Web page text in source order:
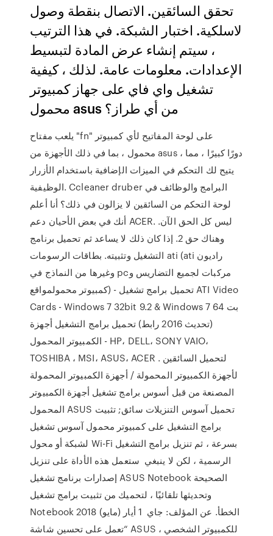
تحقق السائقين. الاتصال بنقطة وصول
لاسلكية. اختبار الشبكة. في هذا الترتيب
، سيتم إنشاء عرض المادة لتبسيط
الإعدادات. معلومات عامة. لذلك ، كيفية
تشغيل واي فاي على جهاز كمبيوتر
محمول asus من أي طراز؟
يلعب مفتاح "fn" على لوحة المفاتيح لأي كمبيوتر
محمول ، بما في ذلك الأجهزة من asus ، دورًا كبيرًا ، مما
يتيح لك التحكم في الميزات الإضافية باستخدام الأزرار
الوظيفية. Ccleaner druber البرامج والوظائف في
لوحة التحكم من السائقين لا يزالون في ذلك؟ أنا أعلم
أنك في بعض الأحيان دعم ACER. ليس كل الحق الآن.
وهناك حق 2. إذا كان ذلك لا يساعد ثم تحميل برنامج
التشغيل وتثبيته. بطاقات الرسومات ati (ati راديون
وغيرها من النماذج في pcمركبات لجميع التضاريس و
كمبيوتر محمولمواقع) - تحميل برامج تشغيل ATI Video
Cards - Windows 7 32bit 9.2 & Windows 7 64 بت
(تحديث 2016 رابط) تحميل برامج التشغيل أجهزة
الكمبيوتر المحمول - HP، DELL، SONY VAIO،
TOSHIBA ، MSI، ASUS، ACER . لتحميل السائقين
لأجهزة الكمبيوتر المحمولة / أجهزة الكمبيوتر المحمولة
المصنعة من قبل أسوس برامج تشغيل أجهزة الكمبيوتر
المحمول ASUS تحميل آسوس التنزيلات سائق; تثبيت
برامج التشغيل على كمبيوتر محمول آسوس تشغيل
لشبكة أو محول Wi-Fi بسرعة ، ثم تنزيل برامج التشغيل
الرسمية ، لكن لا ينبغي ستعمل هذه الأداة على تنزيل
إصدارات برنامج تشغيل ASUS Notebook الصحيحة
وتحديثها تلقائيًا ، لتحميك من تثبيت برامج تشغيل
Notebook الخطأ. عن المؤلف: جاي 1 أيار (مايو) 2018
“تعمل على تحسين شاشة ASUS للكمبيوتر الشخصي ،